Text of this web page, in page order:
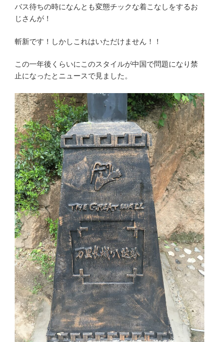
バス待ちの時になんとも変態チックな着こなしをするお
じさんが！
斬新です！しかしこれはいただけません！！
この一年後くらいにこのスタイルが中国で問題になり禁
止になったとニュースで見ました。